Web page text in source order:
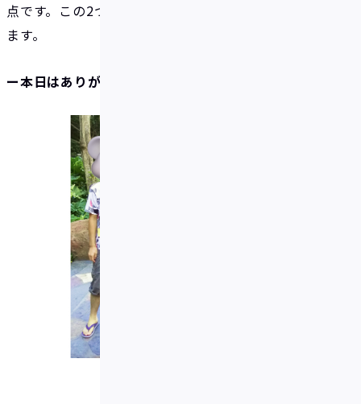
点です。この2つがIDAREの最大の魅力だと感じてい
ます。
ー本日はありがとうございました。